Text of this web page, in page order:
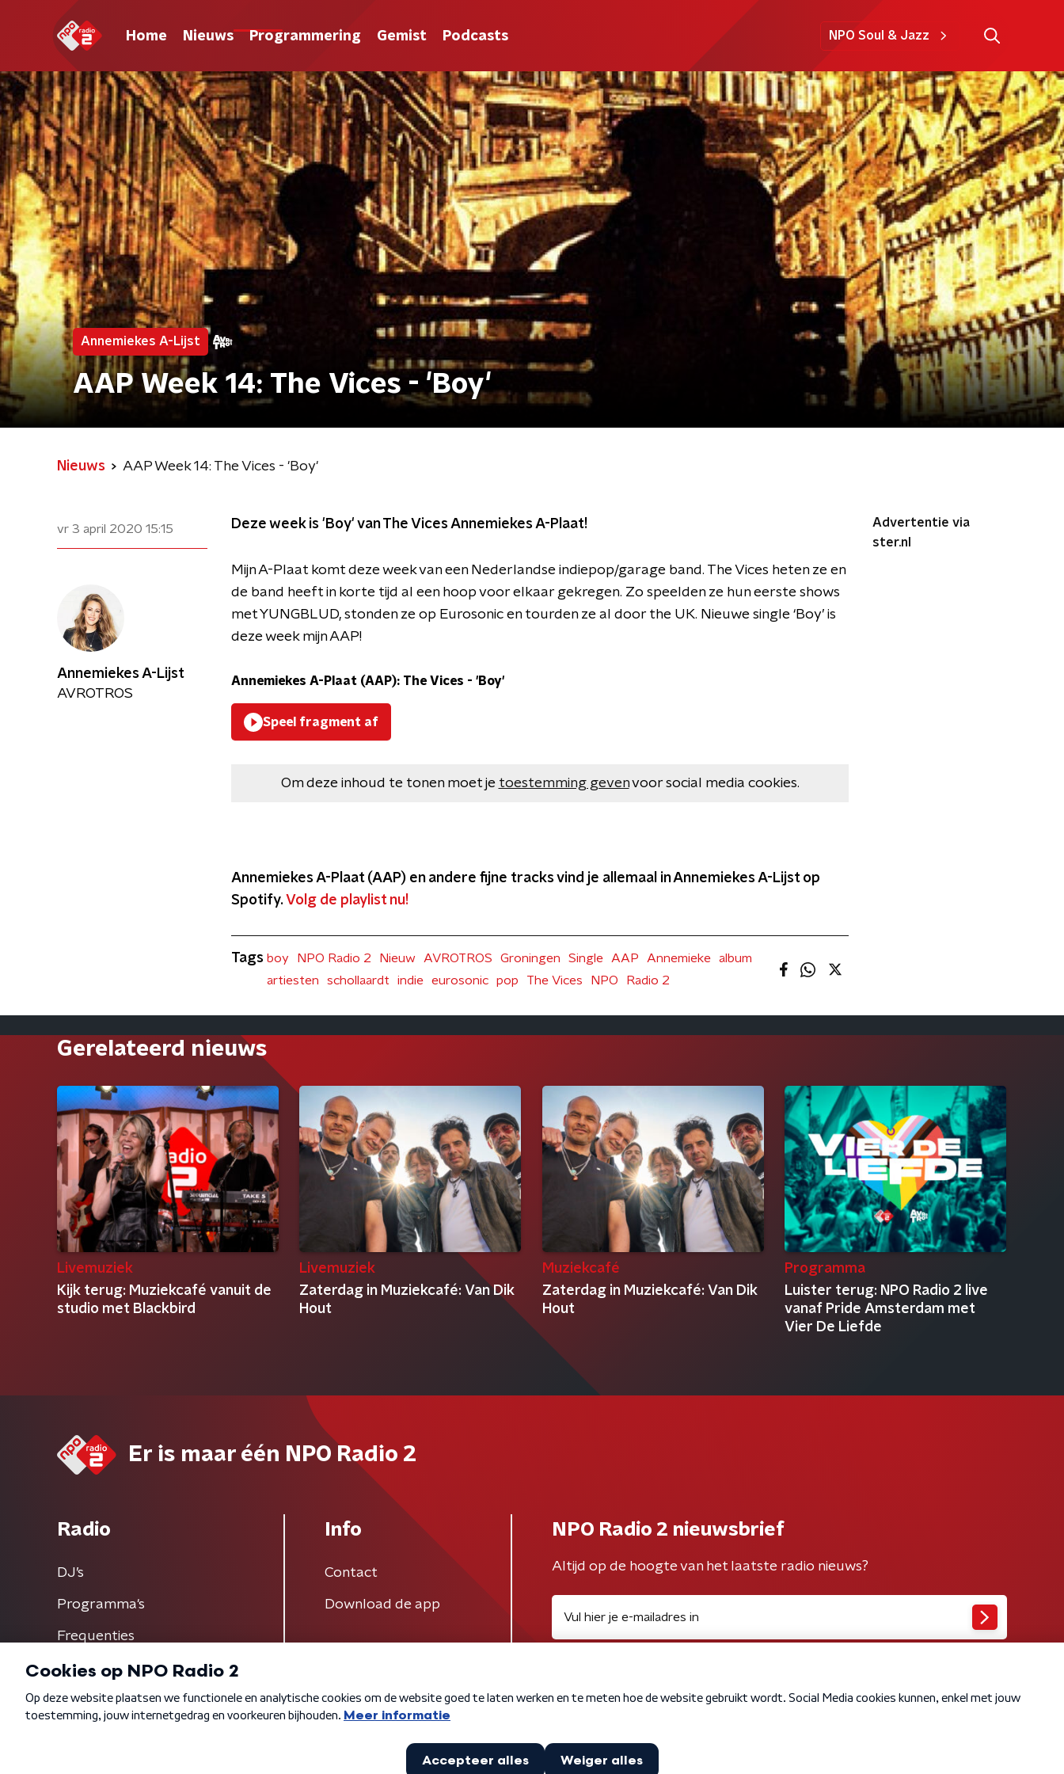
Home Nieuws Programmering Gemist Podcasts NPO Soul & Jazz
Annemiekes A-Lijst
AAP Week 14: The Vices - 'Boy'
Nieuws AAP Week 14: The Vices - 'Boy'
vr 3 april 2020 15:15 Deze week is 'Boy' van The Vices Annemiekes A-Plaat!
Mijn A-Plaat komt deze week van een Nederlandse indiepop/garage band. The Vices heten ze en
de band heeft in korte tijd al een hoop voor elkaar gekregen. Zo speelden ze hun eerste shows
met YUNGBLUD, stonden ze op Eurosonic en tourden ze al door the UK. Nieuwe single ‘Boy’ is
deze week mijn AAP!
Annemiekes A-Plaat (AAP): The Vices - 'Boy'
Speel fragment af
Om deze inhoud te tonen moet je toestemming gevenvoor social media cookies.
Annemiekes A-Plaat (AAP) en andere fijne tracks vind je allemaal in Annemiekes A-Lijst op
Spotify. Volg de playlist nu!
Advertentie via
ster.nl
Annemiekes A-Lijst
AVROTROS
Tags boy NPO Radio 2 Nieuw AVROTROS Groningen Single AAP Annemieke
album
artiesten
schollaardt indie eurosonic pop The Vices NPO Radio 2
Gerelateerd nieuws
Livemuziek
Kijk terug: Muziekcafé vanuit de
studio met Blackbird
Livemuziek
Zaterdag in Muziekcafé: Van Dik
Hout
Muziekcafé
Zaterdag in Muziekcafé: Van Dik
Hout
Programma
Luister terug: NPO Radio 2 live
vanaf Pride Amsterdam met
Vier De Liefde
Er is maar één NPO Radio 2
Radio
DJ’s
Programma's
Frequenties
Info
Contact
Download de app
NPO Radio 2 nieuwsbrief
Altijd op de hoogte van het laatste radio nieuws?
Algemene voorwaarden Privacybeleid